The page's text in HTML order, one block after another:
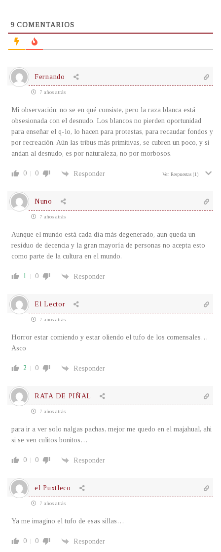
9 COMENTARIOS
Fernando
7 años atrás
Mi observación: no se en qué consiste, pero la raza blanca está
obsesionada con el desnudo. Los blancos no pierden oportunidad
para enseñar el q-lo, lo hacen para protestas, para recaudar fondos y
por recreación. Aún las tribus más primitivas, se cubren un poco, y si
andan al desnudo, es por naturaleza, no por morbosos.
0 0 Responder Ver Respuestas (1)
Nuno
7 años atrás
Aunque el mundo está cada día más degenerado, aun queda un
resíduo de decencia y la gran mayoría de personas no acepta esto
como parte de la cultura en el mundo.
1 0 Responder
El Lector
7 años atrás
Horror estar comiendo y estar oliendo el tufo de los comensales…
Asco
2 0 Responder
RATA DE PIÑAL
7 años atrás
para ir a ver solo nalgas pachas, mejor me quedo en el majahual, ahi
si se ven culitos bonitos…
0 0 Responder
el Puxtleco
7 años atrás
Ya me imagino el tufo de esas sillas…
0 0 Responder